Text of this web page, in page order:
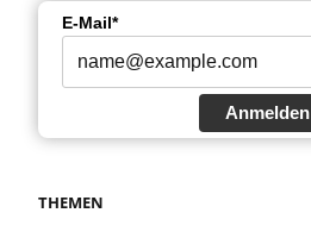
E-Mail*
Anmelden
THEMEN